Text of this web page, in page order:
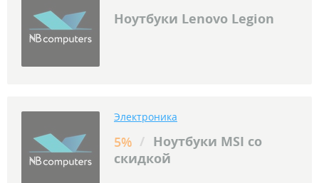
Ноутбуки Lenovo Legion
Электроника
5% / Ноутбуки MSI со
скидкой